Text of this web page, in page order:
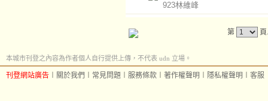
923林維峰
第
本城市刊登之內容為作者個人自行提供上傳，不代表 udn 立場。
刊登網站廣告 關於我們 常見問題 服務條款 著作權聲明 隱私權聲明 客服